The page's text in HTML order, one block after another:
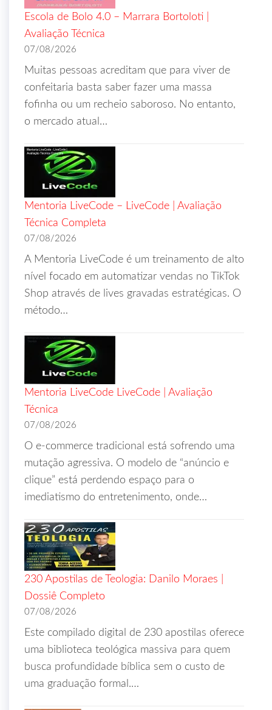
Escola de Bolo 4.0 – Marrara Bortoloti |
Avaliação Técnica
07/08/2026
Muitas pessoas acreditam que para viver de
confeitaria basta saber fazer uma massa
fofinha ou um recheio saboroso. No entanto,
o mercado atual…
Mentoria LiveCode – LiveCode | Avaliação
Técnica Completa
07/08/2026
A Mentoria LiveCode é um treinamento de alto
nível focado em automatizar vendas no TikTok
Shop através de lives gravadas estratégicas. O
método…
Mentoria LiveCode LiveCode | Avaliação
Técnica
07/08/2026
O e-commerce tradicional está sofrendo uma
mutação agressiva. O modelo de “anúncio e
clique” está perdendo espaço para o
imediatismo do entretenimento, onde…
230 Apostilas de Teologia: Danilo Moraes |
Dossiê Completo
07/08/2026
Este compilado digital de 230 apostilas oferece
uma biblioteca teológica massiva para quem
busca profundidade bíblica sem o custo de
uma graduação formal.…